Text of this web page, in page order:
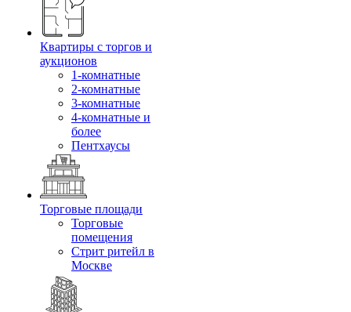
Квартиры с торгов и
аукционов
1-комнатные
2-комнатные
3-комнатные
4-комнатные и
более
Пентхаусы
Торговые площади
Торговые
помещения
Стрит ритейл в
Москве